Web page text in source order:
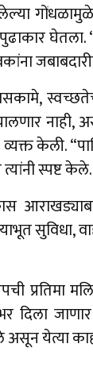
गोंधळामुळे
नाही,
व्यक्त
स्पष्ट केले.
प्रतिमा
दिला
येत्या